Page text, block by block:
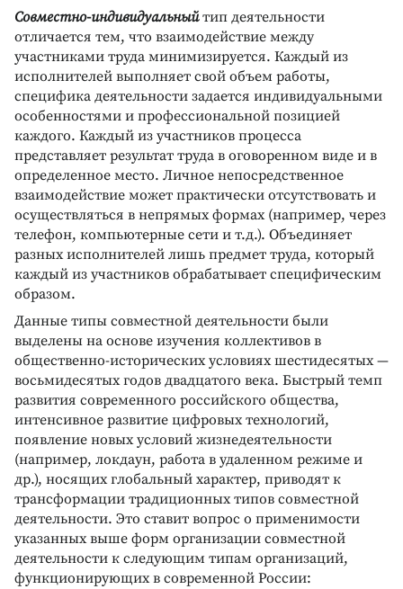
Совместно-индивидуальныйтип деятельности
отличается тем, что взаимодействие между
участниками труда минимизируется. Каждый из
исполнителей выполняет свой объем работы,
специфика деятельности задается индивидуальными
особенностями и профессиональной позицией
каждого. Каждый из участников процесса
представляет результат труда в оговоренном виде и в
определенное место. Личное непосредственное
взаимодействие может практически отсутствовать и
осуществляться в непрямых формах (например, через
телефон, компьютерные сети и т.д.). Объединяет
разных исполнителей лишь предмет труда, который
каждый из участников обрабатывает специфическим
образом.
Данные типы совместной деятельности были
выделены на основе изучения коллективов в
общественно-исторических условиях шестидесятых —
восьмидесятых годов двадцатого века. Быстрый темп
развития современного российского общества,
интенсивное развитие цифровых технологий,
появление новых условий жизнедеятельности
(например, локдаун, работа в удаленном режиме и
др.), носящих глобальный характер, приводят к
трансформации традиционных типов совместной
деятельности. Это ставит вопрос о применимости
указанных выше форм организации совместной
деятельности к следующим типам организаций,
функционирующих в современной России: